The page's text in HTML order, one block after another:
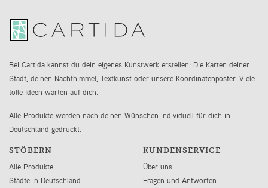
Bei Cartida kannst du dein eigenes Kunstwerk erstellen: Die Karten deiner
Stadt, deinen Nachthimmel, Textkunst oder unsere Koordinatenposter. Viele
tolle Ideen warten auf dich.
Alle Produkte werden nach deinen Wünschen individuell für dich in
Deutschland gedruckt.
STÖBERN
Alle Produkte
Städte in Deutschland
KUNDENSERVICE
Über uns
Fragen und Antworten